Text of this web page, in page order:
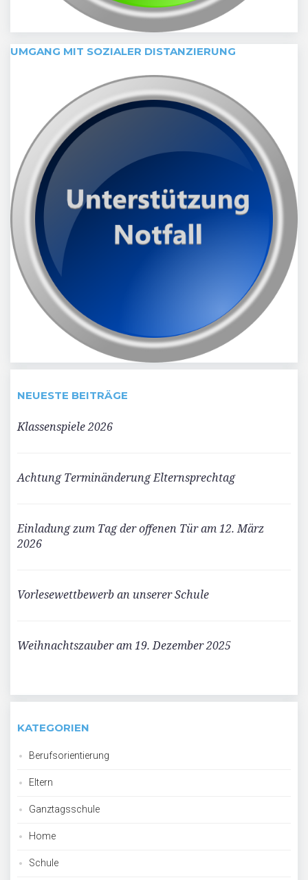
UMGANG MIT SOZIALER DISTANZIERUNG
NEUESTE BEITRÄGE
Klassenspiele 2026
Achtung Terminänderung Elternsprechtag
Einladung zum Tag der offenen Tür am 12. März
2026
Vorlesewettbewerb an unserer Schule
Weihnachtszauber am 19. Dezember 2025
KATEGORIEN
Berufsorientierung
Eltern
Ganztagsschule
Home
Schule